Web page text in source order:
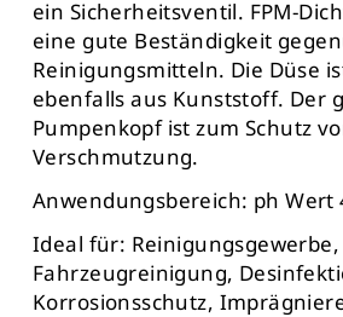
ein Sicherheitsventil. FPM-
eine gute Beständigkeit
Reinigungsmitteln. Die Düse
ebenfalls aus Kunststoff. Der
Pumpenkopf ist zum Schutz
Verschmutzung.
Anwendungsbereich: ph Wert
Ideal für:
Fahrzeugreinigung,
Korrosionsschutz,